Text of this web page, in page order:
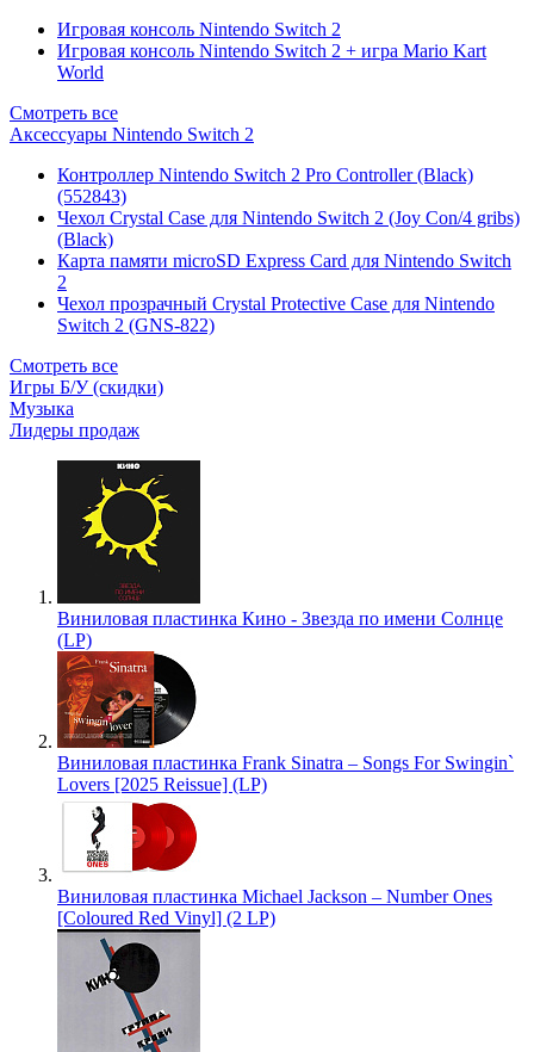
Игровая консоль Nintendo Switch 2
Игровая консоль Nintendo Switch 2 + игра Mario Kart
World
Смотреть все
Аксессуары Nintendo Switch 2
Контроллер Nintendo Switch 2 Pro Controller (Black)
(552843)
Чехол Сrystal Сase для Nintendo Switch 2 (Joy Con/4 gribs)
(Black)
Карта памяти microSD Express Card для Nintendo Switch
2
Чехол прозрачный Crystal Protective Case для Nintendo
Switch 2 (GNS-822)
Смотреть все
Игры Б/У (скидки)
Музыка
Лидеры продаж
Виниловая пластинка Кино - Звезда по имени Солнце
(LP)
Виниловая пластинка Frank Sinatra – Songs For Swingin`
Lovers [2025 Reissue] (LP)
Виниловая пластинка Michael Jackson – Number Ones
[Coloured Red Vinyl] (2 LP)